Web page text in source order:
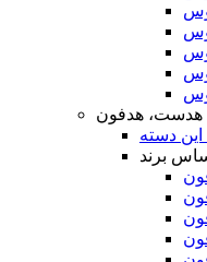
هدست، هدفون
دسته
برند